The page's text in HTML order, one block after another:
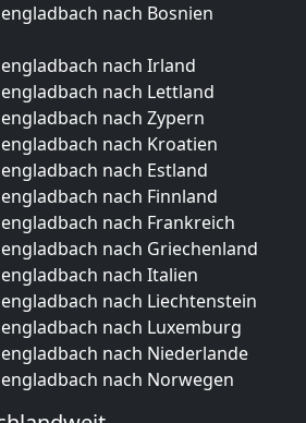
nach Bosnien
nach Irland
nach Lettland
nach Zypern
nach Kroatien
nach Estland
nach Finnland
nach Frankreich
nach Griechenland
nach Italien
nach Liechtenstein
nach Luxemburg
nach Niederlande
nach Norwegen